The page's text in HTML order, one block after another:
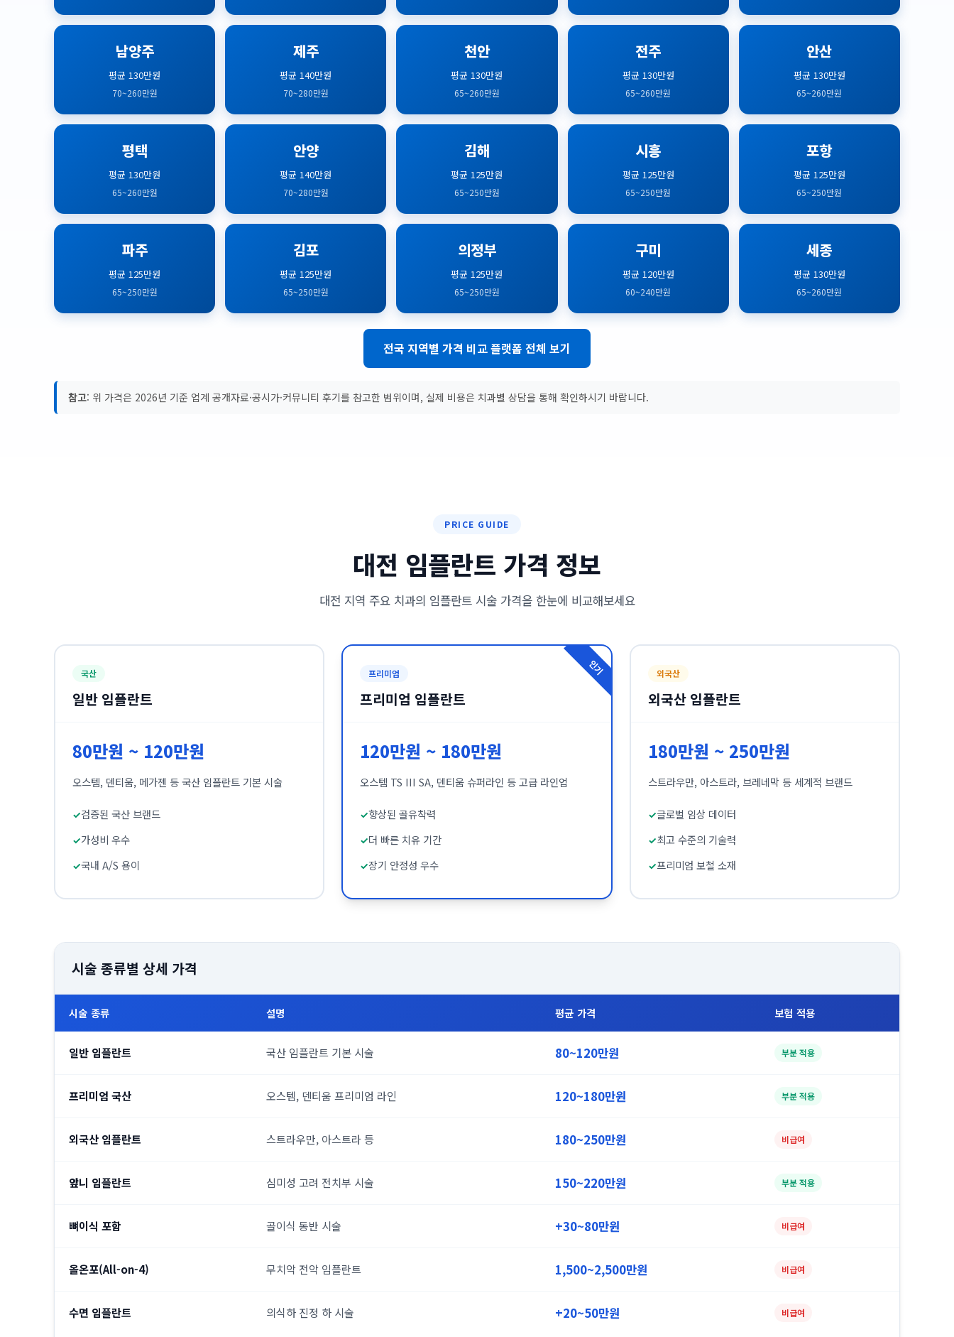
남양주
평균 130만원
70~260만원
제주
평균 140만원
70~280만원
천안
평균 130만원
65~260만원
전주
평균 130만원
65~260만원
안산
평균 130만원
65~260만원
평택
평균 130만원
65~260만원
안양
평균 140만원
70~280만원
김해
평균 125만원
65~250만원
시흥
평균 125만원
65~250만원
포항
평균 125만원
65~250만원
파주
평균 125만원
65~250만원
김포
평균 125만원
65~250만원
의정부
평균 125만원
65~250만원
구미
평균 120만원
60~240만원
세종
평균 130만원
65~260만원
전국 지역별 가격 비교 플랫폼 전체 보기
참고: 위 가격은 2026년 기준 업계 공개자료·공시가·커뮤니티 후기를 참고한 범위이며, 실제 비용은 치과별 상담을 통해 확인하시기 바랍니다.
PRICE GUIDE
대전 임플란트 가격 정보
대전 지역 주요 치과의 임플란트 시술 가격을 한눈에 비교해보세요
국산
일반 임플란트
80만원 ~ 120만원
오스템, 덴티움, 메가젠 등 국산 임플란트 기본 시술
검증된 국산 브랜드
가성비 우수
국내 A/S 용이
인기
프리미엄
프리미엄 임플란트
120만원 ~ 180만원
오스템 TS III SA, 덴티움 슈퍼라인 등 고급 라인업
향상된 골유착력
더 빠른 치유 기간
장기 안정성 우수
외국산
외국산 임플란트
180만원 ~ 250만원
스트라우만, 아스트라, 브레네막 등 세계적 브랜드
글로벌 임상 데이터
최고 수준의 기술력
프리미엄 보철 소재
시술 종류별 상세 가격
시술 종류 설명 평균 가격 보험 적용
일반 임플란트 국산 임플란트 기본 시술 80~120만원 부분 적용
프리미엄 국산 오스템, 덴티움 프리미엄 라인 120~180만원 부분 적용
외국산 임플란트 스트라우만, 아스트라 등 180~250만원 비급여
앞니 임플란트 심미성 고려 전치부 시술 150~220만원 부분 적용
뼈이식 포함 골이식 동반 시술 +30~80만원 비급여
올온포(All-on-4) 무치악 전악 임플란트 1,500~2,500만원 비급여
수면 임플란트 의식하 진정 하 시술 +20~50만원 비급여